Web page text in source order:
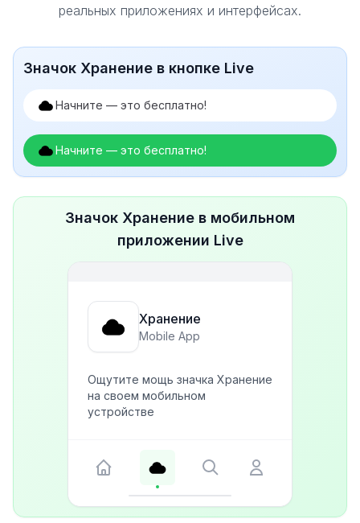
реальных приложениях и интерфейсах.
Значок Хранение в кнопке Live
Начните — это бесплатно!
Начните — это бесплатно!
Значок Хранение в мобильном
приложении Live
Хранение
Mobile App
Ощутите мощь значка Хранение
на своем мобильном
устройстве